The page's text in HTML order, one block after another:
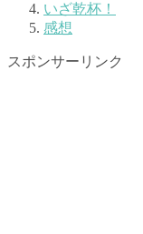
いざ乾杯！
感想
スポンサーリンク